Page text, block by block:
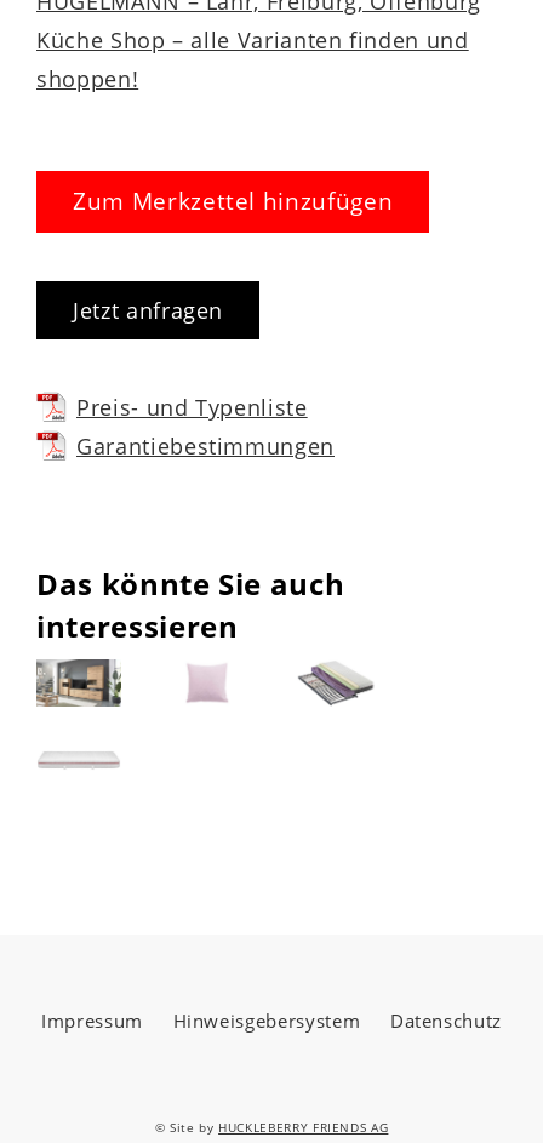
Küche Shop – alle Varianten finden und
shoppen!
Zum Merkzettel hinzufügen
Jetzt anfragen
Preis- und Typenliste
Garantiebestimmungen
Das könnte Sie auch
interessieren
Impressum Hinweisgebersystem Datenschutz
© Site by HUCKLEBERRY FRIENDS AG